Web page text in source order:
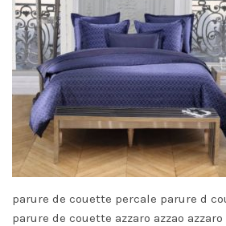
parure de couette percale parure d
parure de couette azzaro azzao